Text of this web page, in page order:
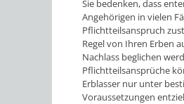
Sie bedenken, dass
Angehörigen in vielen
Pflichtteilsanspruch
Regel von Ihren Erben
Nachlass beglichen
Pflichtteilsansprüche
Erblasser nur unter
Voraussetzungen